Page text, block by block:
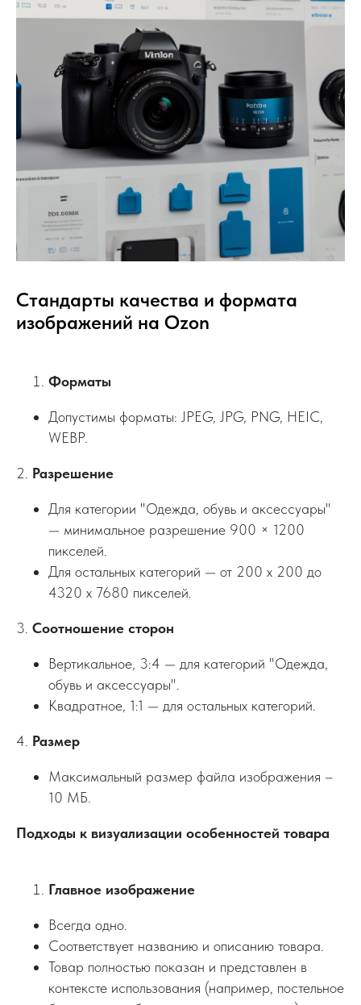
Стандарты качества и формата
изображений на Ozon
Форматы
Допустимы форматы: JPEG, JPG, PNG, HEIC,
WEBP.
2. Разрешение
Для категории "Одежда, обувь и аксессуары"
— минимальное разрешение 900 × 1200
пикселей.
Для остальных категорий — от 200 x 200 до
4320 x 7680 пикселей.
3. Соотношение сторон
Вертикальное, 3:4 — для категорий "Одежда,
обувь и аксессуары".
Квадратное, 1:1 — для остальных категорий.
4. Размер
Максимальный размер файла изображения –
10 МБ.
Подходы к визуализации особенностей товара
Главное изображение
Всегда одно.
Соответствует названию и описанию товара.
Товар полностью показан и представлен в
контексте использования (например, постельное